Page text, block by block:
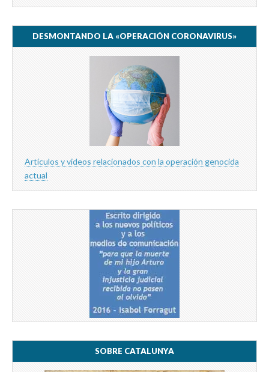
DESMONTANDO LA «OPERACIÓN CORONAVIRUS»
Artículos y videos relacionados con la operación genocida
actual
SOBRE CATALUNYA